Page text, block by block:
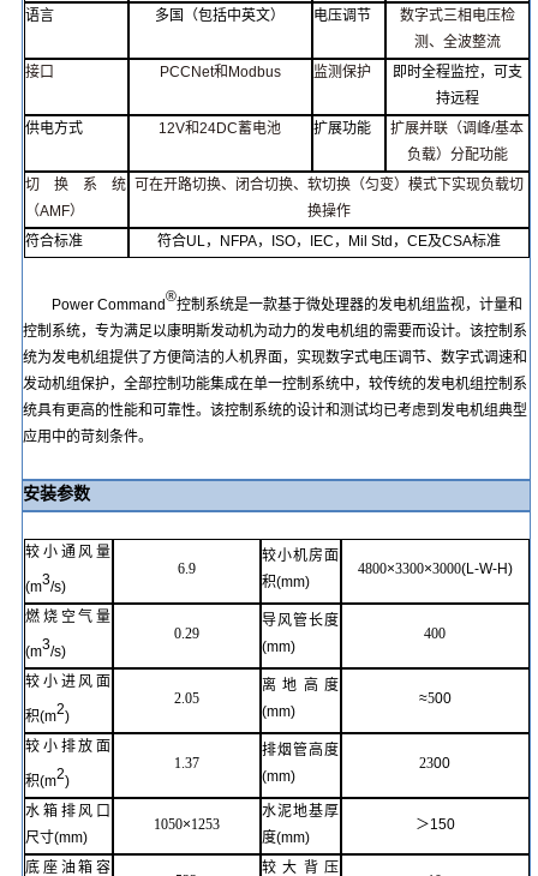
语言 多国（包括中英文） 电压调节
数字式三相电压检
测、 全波整流
接口
PCCNet和 Modbus 监测保护
即时全程监控，可支
持远程
供电方式
12V和24DC蓄电池 扩展功能 扩展并联（调峰/基本
负载） 分配功能
切换系统
（AMF）
可在开路切换、 闭合切换、 软切换（匀变） 模式下实现负载切
换操作
符合标准
符合UL， NFPA， ISO， IEC ， Mil Std ， CE及CSA标准
Power Command
®
控制系统是一款基于微处理器的发电机组监视，计量和
控制系统，专为满足以康明斯发动机为动力的发电机组的需要而设计。该控制系
统为发电机组提供了方便简洁的人机界面，实现数字式电压调节、数字式调速和
发动机组保护，全部控制功能集成在单一控制系统中，较传统的发电机组控制系
统具有更高的性能和可靠性。该控制系统的设计和测试均已考虑到发电机组典型
应用中的苛刻条件。
安装参数
较小通风量
(m
3
/s)
6.9
较小机房面
积(mm)
4800×3300×3000(L-W-H)
燃烧空气量
(m
3
/s)
0.29
导风管长度
(mm)
400
较小进风面
积(m
2
)
2.05
离地高度
(mm)
≈500
较小排放面
积(m
2
)
1.37
排烟管高度
(mm)
2300
水箱排风口
尺寸(mm)
1050×1253
水泥地基厚
度(mm)
＞150
底座 油箱容 较大背压